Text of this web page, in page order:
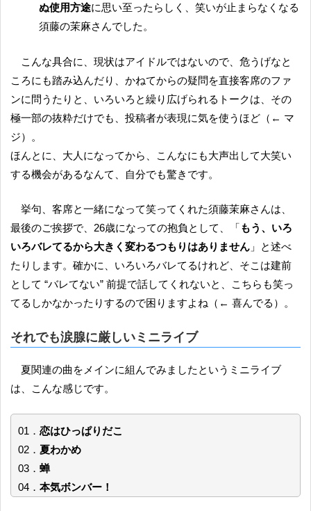
ぬ使用方途に思い至ったらしく、笑いが止まらなくなる
須藤の茉麻さんでした。
こんな具合に、現状はアイドルではないので、危うげなと
ころにも踏み込んだり、かねてからの疑問を直接客席のファ
ンに問うたりと、いろいろと繰り広げられるトークは、その
極一部の抜粋だけでも、投稿者が表現に気を使うほど（← マ
ジ）。
ほんとに、大人になってから、こんなにも大声出して大笑い
する機会があるなんて、自分でも驚きです。
挙句、客席と一緒になって笑ってくれた須藤茉麻さんは、
最後のご挨拶で、26歳になっての抱負として、「もう、いろ
いろバレてるから大きく変わるつもりはありません 」と述べ
たりします。確かに、いろいろバレてるけれど、そこは建前
として “バレてない” 前提で話してくれないと、こちらも笑っ
てるしかなかったりするので困りますよね（← 喜んでる）。
それでも涙腺に厳しいミニライブ
夏関連の曲をメインに組んでみましたというミニライブ
は、こんな感じです。
01． 恋はひっぱりだこ
02． 夏わかめ
03． 蝉
04． 本気ボンバー！